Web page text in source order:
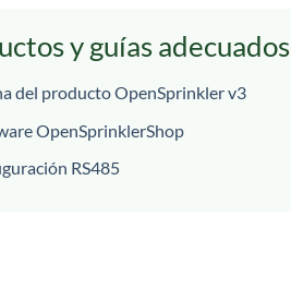
y guías adecuados
del producto OpenSprinkler v3
OpenSprinklerShop
RS485